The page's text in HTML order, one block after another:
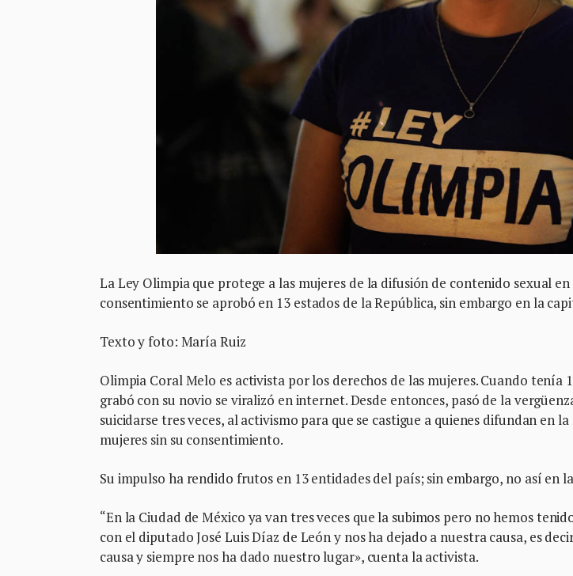
La Ley Olimpia que protege a las mujeres de la difusión de contenido sexual
consentimiento se aprobó en 13 estados de la República, sin embargo en la
Texto y foto: María Ruiz
Olimpia Coral Melo es activista por los derechos de las mujeres. Cuando tenía
grabó con su novio se viralizó en internet. Desde entonces, pasó de la
suicidarse tres veces, al activismo para que se castigue a quienes difundan en
mujeres sin su consentimiento.
Su impulso ha rendido frutos en 13 entidades del país; sin embargo, no así en
“En la Ciudad de México ya van tres veces que la subimos pero no hemos
con el diputado José Luis Díaz de León y nos ha dejado a nuestra causa, es
causa y siempre nos ha dado nuestro lugar», cuenta la activista.